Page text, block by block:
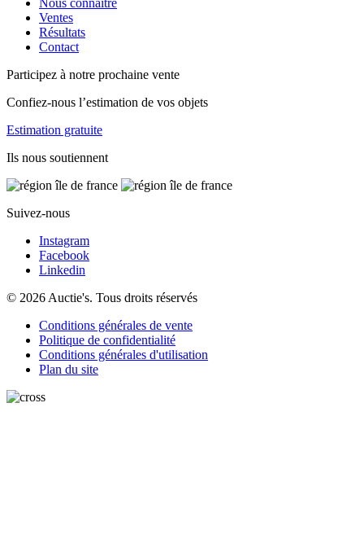
Ventes
Résultats
Contact
Participez à notre prochaine vente
Confiez-nous l’estimation de vos objets
Estimation gratuite
Ils nous soutiennent
Suivez-nous
Instagram
Facebook
Linkedin
© 2026 Auctie's. Tous droits réservés
Conditions générales de vente
Politique de confidentialité
Conditions générales d'utilisation
Plan du site